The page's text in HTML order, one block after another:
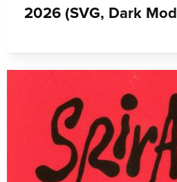
2026 (SVG, Dark